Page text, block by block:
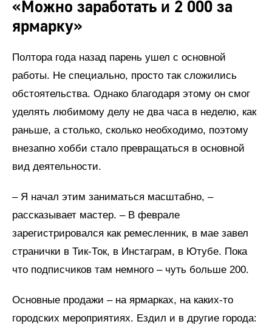
«Можно заработать и 2 000 за
ярмарку»
Полтора года назад парень ушел с основной
работы. Не специально, просто так сложились
обстоятельства. Однако благодаря этому он смог
уделять любимому делу не два часа в неделю, как
раньше, а столько, сколько необходимо, поэтому
внезапно хобби стало превращаться в основной
вид деятельности.
– Я начал этим заниматься масштабно, –
рассказывает мастер. – В феврале
зарегистрировался как ремесленник, в мае завел
странички в Тик-Ток, в Инстаграм, в Ютубе. Пока
что подписчиков там немного – чуть больше 200.
Основные продажи – на ярмарках, на каких-то
городских мероприятиях. Ездил и в другие города: